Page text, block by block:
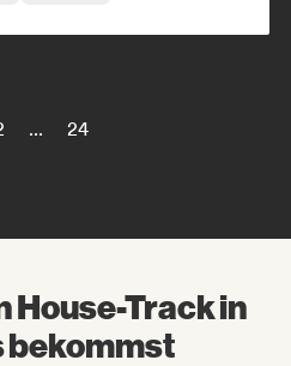
... 24
House-Track in
bekommst